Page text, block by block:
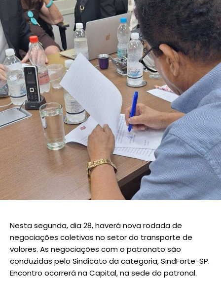
Nesta segunda, dia 28, haverá nova rodada de
negociações coletivas no setor do transporte de
valores. As negociações com o patronato são
conduzidas pelo Sindicato da categoria, SindForte-SP.
Encontro ocorrerá na Capital, na sede do patronal.